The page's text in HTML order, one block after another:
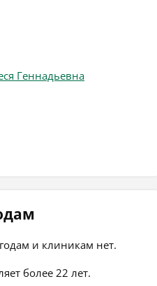
Геннадьевна
и клиникам нет.
более 22 лет.